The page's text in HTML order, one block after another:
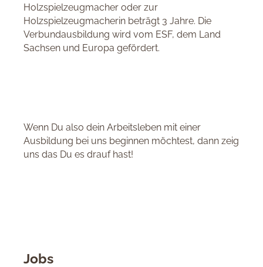
Holzspielzeugmacher oder zur
Holzspielzeugmacherin beträgt 3 Jahre. Die
Verbundausbildung wird vom ESF, dem Land
Sachsen und Europa gefördert.
Wenn Du also dein Arbeitsleben mit einer
Ausbildung bei uns beginnen möchtest, dann zeig
uns das Du es drauf hast!
Jobs